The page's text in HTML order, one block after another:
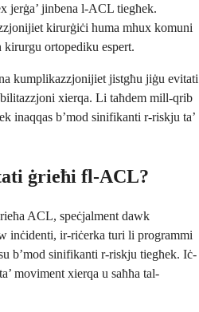
jerġa’ jinbena l-ACL tiegħek.
kirurġiċi huma mhux komuni
ortopediku espert.
kumplikazzjonijiet jistgħu jiġu evitati
xierqa. Li taħdem mill-qrib
inaqqas b’mod sinifikanti r-riskju ta’
ġrieħi fl-ACL?
ACL, speċjalment dawk
inċidenti, ir-riċerka turi li programmi
b’mod sinifikanti r-riskju tiegħek. Iċ-
moviment xierqa u saħħa tal-